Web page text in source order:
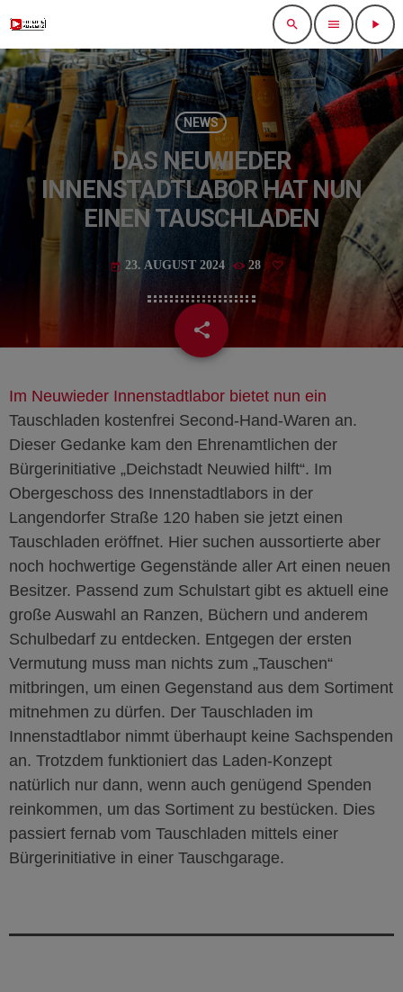
search menu play_arrow
NEWS
DAS NEUWIEDER
INNENSTADTLABOR HAT NUN
EINEN TAUSCHLADEN
today 23. AUGUST 2024 28
share
email
Im Neuwieder Innenstadtlabor bietet nun ein
Tauschladen kostenfrei Second-Hand-Waren an.
Dieser Gedanke kam den Ehrenamtlichen der
Bürgerinitiative „Deichstadt Neuwied hilft“. Im
Obergeschoss des Innenstadtlabors in der
Langendorfer Straße 120 haben sie jetzt einen
Tauschladen eröffnet. Hier suchen aussortierte aber
noch hochwertige Gegenstände aller Art einen neuen
Besitzer. Passend zum Schulstart gibt es aktuell eine
große Auswahl an Ranzen, Büchern und anderem
Schulbedarf zu entdecken. Entgegen der ersten
Vermutung muss man nichts zum „Tauschen“
mitbringen, um einen Gegenstand aus dem Sortiment
mitnehmen zu dürfen. Der Tauschladen im
Innenstadtlabor nimmt überhaupt keine Sachspenden
an. Trotzdem funktioniert das Laden-Konzept
natürlich nur dann, wenn auch genügend Spenden
reinkommen, um das Sortiment zu bestücken. Dies
passiert fernab vom Tauschladen mittels einer
Bürgerinitiative in einer Tauschgarage.